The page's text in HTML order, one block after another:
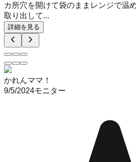
カ所穴を開けて袋のままレンジで温
取り出して...
詳細を見る
かれんママ！
9/5/2024モニター